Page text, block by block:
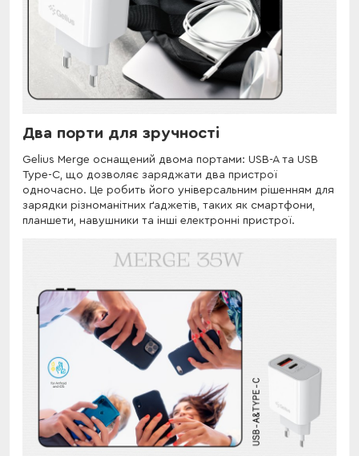
Два порти для зручності
Gelius Merge оснащений двома портами: USB-A та USB
Type-C, що дозволяє заряджати два пристрої
одночасно. Це робить його універсальним рішенням для
зарядки різноманітних ґаджетів, таких як смартфони,
планшети, навушники та інші електронні пристрої.